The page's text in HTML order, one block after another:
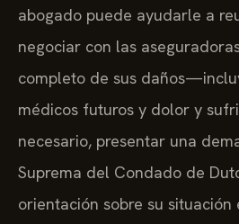
abogado puede ayudarle a
negociar con las
completo de sus
médicos futuros y dolor y
necesario, presentar una
Suprema del Condado de
orientación sobre su situación